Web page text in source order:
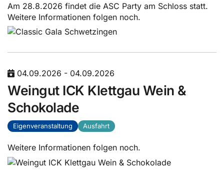
Am 28.8.2026 findet die ASC Party am Schloss statt.
Weitere Informationen folgen noch.
04.09.2026 - 04.09.2026
Weingut ICK Klettgau Wein &
Schokolade
Eigenveranstaltung Ausfahrt
Weitere Informationen folgen noch.